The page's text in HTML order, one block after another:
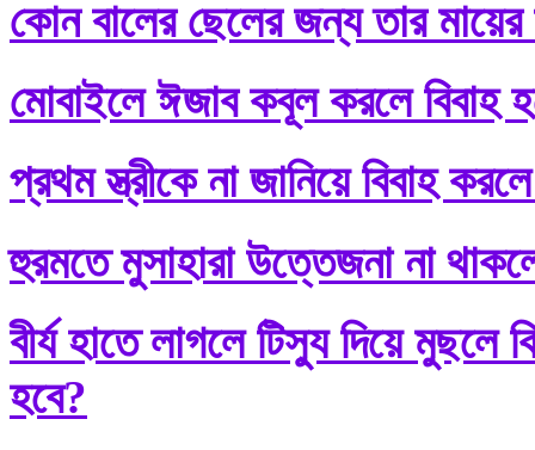
কোন বালের ছেলের জন্য তার মায়ের
মোবাইলে ঈজাব কবূল করলে বিবাহ
প্রথম স্ত্রীকে না জানিয়ে বিবাহ
হুরমতে মুসাহারা উত্তেজনা না
বীর্য হাতে লাগলে টিস্যু দিয়ে
হবে?